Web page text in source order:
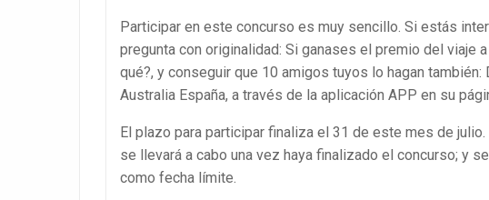
Participar en este concurso es muy sencillo. Si estás
pregunta con originalidad: Si ganases el premio del viaje
qué?, y conseguir que 10 amigos tuyos lo hagan
Australia España, a través de la aplicación APP en su
El plazo para participar finaliza el 31 de este mes de
se llevará a cabo una vez haya finalizado el concurso; y
como fecha límite.